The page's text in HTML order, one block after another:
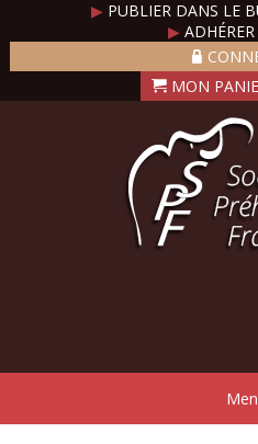
▶ PUBLIER DANS LE
▶